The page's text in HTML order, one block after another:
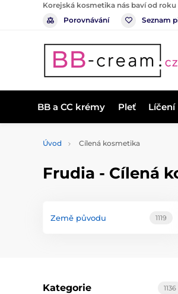
Korejská kosmetika nás baví od roku
Porovnávání
Seznam
BB a CC krémy Pleť Líčení
Úvod Cílená kosmetika
Frudia - Cílená
Země původu 1119
1136
Kategorie